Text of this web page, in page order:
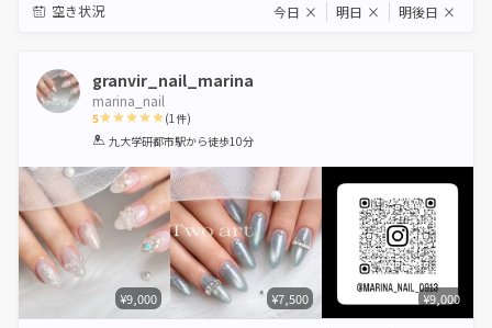
空き状況 今日 × 明日 × 明後日 ×
granvir_nail_marina
marina_nail
5
1 2 3 4 5
(1件)
九大学研都市駅から徒歩10分
¥9,000 ¥7,500 ¥9,000